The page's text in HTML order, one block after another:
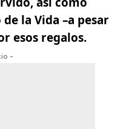
la Vida –a pesar
esos regalos.
-